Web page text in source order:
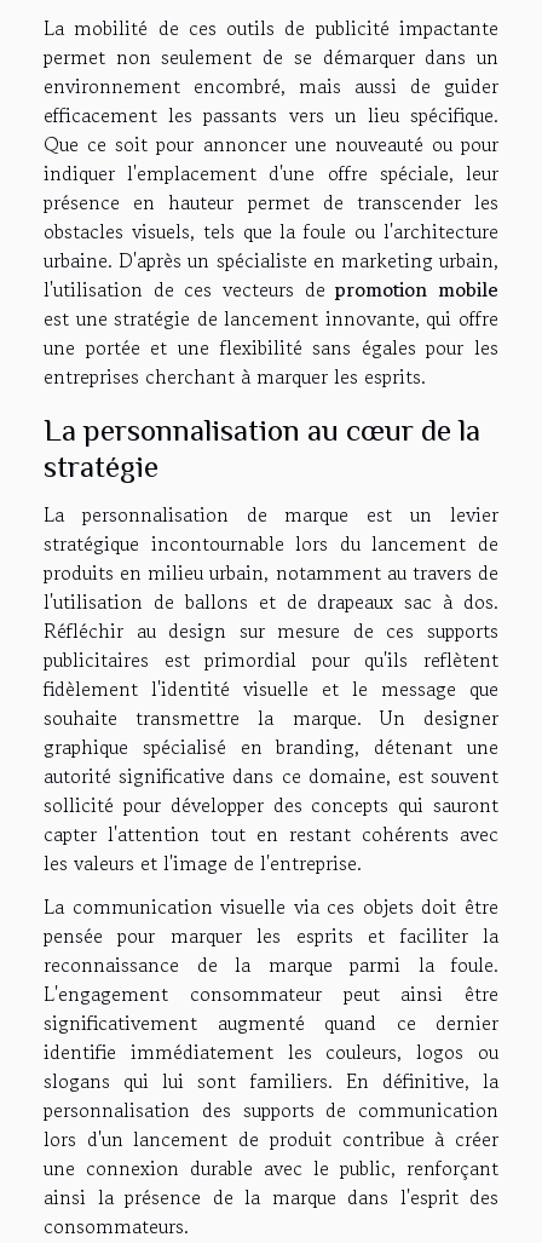
La mobilité de ces outils de publicité impactante
permet non seulement de se démarquer dans un
environnement encombré, mais aussi de guider
efficacement les passants vers un lieu spécifique.
Que ce soit pour annoncer une nouveauté ou pour
indiquer l'emplacement d'une offre spéciale, leur
présence en hauteur permet de transcender les
obstacles visuels, tels que la foule ou l'architecture
urbaine. D'après un spécialiste en marketing urbain,
l'utilisation de ces vecteurs depromotion mobile
est une stratégie de lancement innovante, qui offre
une portée et une flexibilité sans égales pour les
entreprises cherchant à marquer les esprits.
La personnalisation au cœur de la
stratégie
La personnalisation de marque est un levier
stratégique incontournable lors du lancement de
produits en milieu urbain, notamment au travers de
l'utilisation de ballons et de drapeaux sac à dos.
Réfléchir au design sur mesure de ces supports
publicitaires est primordial pour qu'ils reflètent
fidèlement l'identité visuelle et le message que
souhaite transmettre la marque. Un designer
graphique spécialisé en branding, détenant une
autorité significative dans ce domaine, est souvent
sollicité pour développer des concepts qui sauront
capter l'attention tout en restant cohérents avec
les valeurs et l'image de l'entreprise.
La communication visuelle via ces objets doit être
pensée pour marquer les esprits et faciliter la
reconnaissance de la marque parmi la foule.
L'engagement consommateur peut ainsi être
significativement augmenté quand ce dernier
identifie immédiatement les couleurs, logos ou
slogans qui lui sont familiers. En définitive, la
personnalisation des supports de communication
lors d'un lancement de produit contribue à créer
une connexion durable avec le public, renforçant
ainsi la présence de la marque dans l'esprit des
consommateurs.